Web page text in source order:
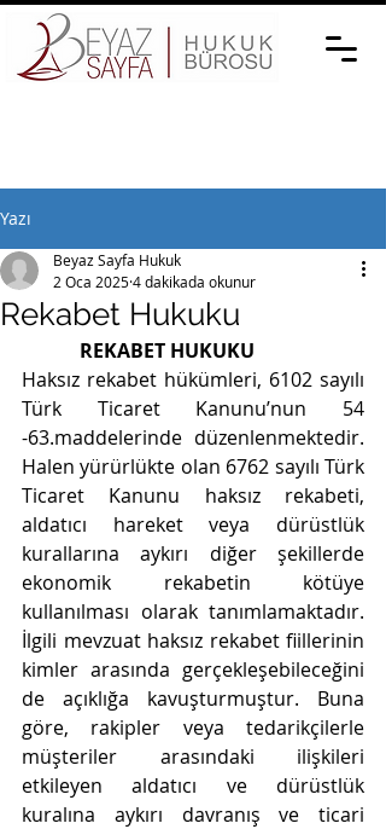
Yazı
Rekabet Hukuku
Beyaz Sayfa Hukuk
2 Oca 20254 dakikada okunur
REKABET HUKUKU
Haksız rekabet hükümleri, 6102 sayılı
Türk Ticaret Kanunu’nun 54
-63.maddelerinde düzenlenmektedir.
Halen yürürlükte olan 6762 sayılı Türk
Ticaret Kanunu haksız rekabeti,
aldatıcı hareket veya dürüstlük
kurallarına aykırı diğer şekillerde
ekonomik rekabetin kötüye
kullanılması olarak tanımlamaktadır.
İlgili mevzuat haksız rekabet fiillerinin
kimler arasında gerçekleşebileceğini
de açıklığa kavuşturmuştur. Buna
göre, rakipler veya tedarikçilerle
müşteriler arasındaki ilişkileri
etkileyen aldatıcı ve dürüstlük
kuralına aykırı davranış ve ticari